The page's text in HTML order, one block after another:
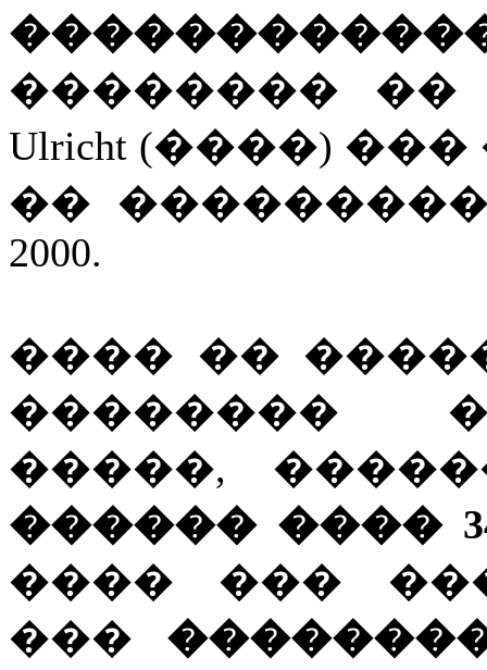
�������� ��
Ulricht (����)
��
2000.
���� ��
��������
�����,
������ ����
���� ���
���